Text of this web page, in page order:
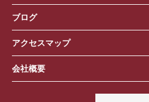
ブログ
アクセスマップ
会社概要